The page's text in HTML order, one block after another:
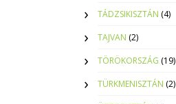
TÁDZSIKISZTÁN (4)
TAJVAN (2)
TÖRÖKORSZÁG (19)
TÜRKMENISZTÁN (2)